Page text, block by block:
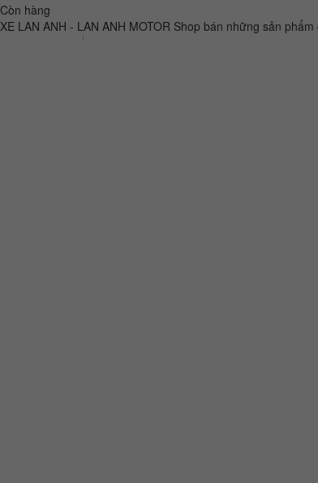
Còn hàng
XE LAN ANH - LAN ANH MOTOR Shop bán những sản